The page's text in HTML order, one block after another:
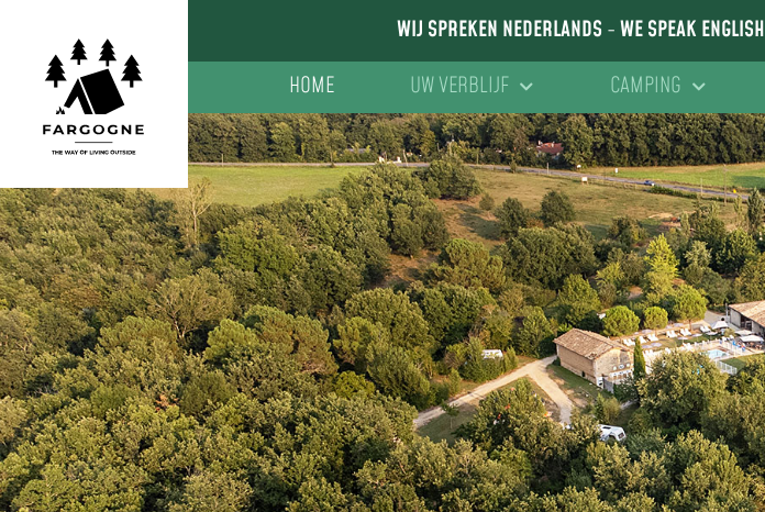
WIJ SPREKEN NEDERLANDS -WE SPEAK ENGLISH
HOME
UW VERBLIJF CAMPING